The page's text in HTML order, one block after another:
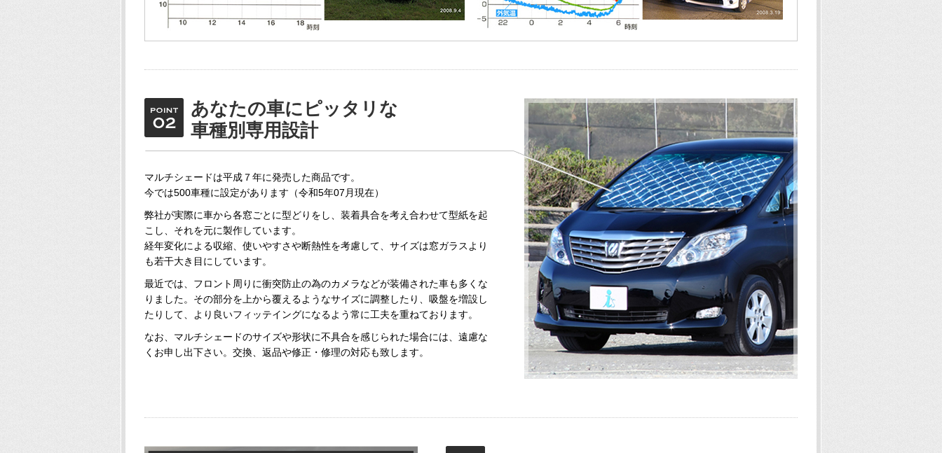
あなたの車にピッタリな
車種別専用設計
マルチシェードは平成７年に発売した商品です。
今では500車種に設定があります（令和5年07月現在）
弊社が実際に車から各窓ごとに型どりをし、装着具合を考え合わせて型紙を起
こし、それを元に製作しています。
経年変化による収縮、使いやすさや断熱性を考慮して、サイズは窓ガラスより
も若干大き目にしています。
最近では、フロント周りに衝突防止の為のカメラなどが装備された車も多くな
りました。その部分を上から覆えるようなサイズに調整したり、吸盤を増設し
たりして、より良いフィッテイングになるよう常に工夫を重ねております。
なお、マルチシェードのサイズや形状に不具合を感じられた場合には、遠慮な
くお申し出下さい。交換、返品や修正・修理の対応も致します。